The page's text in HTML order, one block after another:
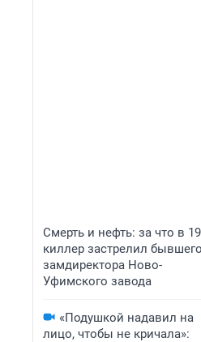
Смерть и нефть: за что в
киллер застрелил бывшего
замдиректора Ново-
Уфимского завода
«Подушкой надавил на
лицо, чтобы не кричала»: